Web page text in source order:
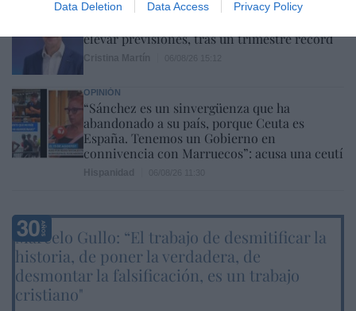
Data Deletion Data Access Privacy Policy
ECONOMÍA
elevar previsiones, tras un trimestre récord
OPINIÓN
“Sánchez es un sinvergüenza que ha
abandonado a su país, porque Ceuta es
España. Tenemos un Gobierno en
connivencia con Marruecos”: acusa una ceutí
Marcelo Gullo: “El trabajo de desmitificar la
historia, de poner la verdadera, de
desmontar la falsificación, es un trabajo
cristiano"